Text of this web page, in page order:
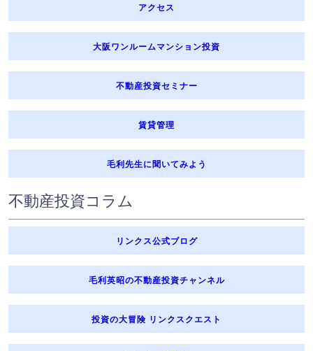
アクセス
大阪ワンルームマンション投資
不動産投資セミナー
賃貸管理
毛利先生に聞いてみよう
不動産投資コラム
リンクス公式ブログ
毛利英昭の不動産投資チャンネル
投資の大冒険 リンクスクエスト